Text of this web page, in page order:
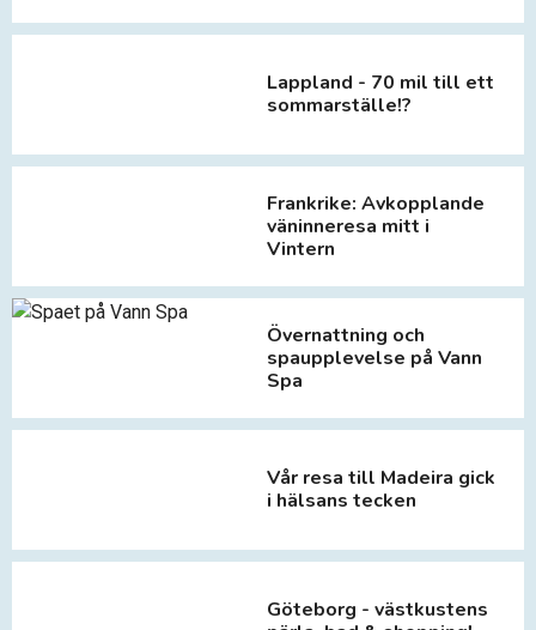
Lappland - 70 mil till ett
sommarställe!?
Frankrike: Avkopplande
väninneresa mitt i
Vintern
Övernattning och
spaupplevelse på Vann
Spa
Vår resa till Madeira gick
i hälsans tecken
Göteborg - västkustens